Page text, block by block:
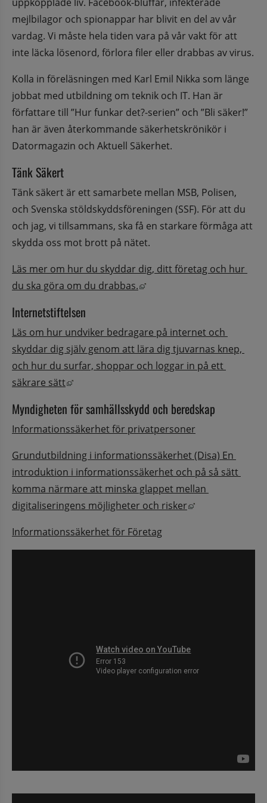
mejlbilagor och spion­appar har blivit en del av vår
vardag. Vi måste hela tiden vara på vår vakt för att
inte läcka lösenord, förlora filer eller drabbas av virus.
Kolla in föreläsningen med Karl Emil Nikka som länge
jobbat med utbildning om teknik och IT. Han är
författare till ”Hur funkar det?-serien” och ”Bli säker!”
han är även återkommande säkerhetskrönikör i
Datormagazin och Aktuell Säkerhet.
Tänk Säkert
Tänk säkert är ett samarbete mellan MSB, Polisen,
och Svenska stöldskyddsföreningen (SSF). För att du
och jag, vi tillsammans, ska få en starkare förmåga att
skydda oss mot brott på nätet.
Läs mer om hur du skyddar dig, ditt företag och hur
du ska göra om du drabbas. Länk till annan
Internetstiftelsen
Läs om hur undviker bedragare på internet och
skyddar dig själv genom att lära dig tjuvarnas knep,
och hur du surfar, shoppar och loggar in på ett
säkrare sätt Länk till annan webbplats, öppnas i nytt
Myndigheten för samhällsskydd och beredskap
Informationssäkerhet för privatpersoner
Grundutbildning i informationssäkerhet (Disa) En
introduktion i informationssäkerhet och på så sätt
komma närmare att minska glappet mellan
digitaliseringens möjligheter och risker Länk till annan
Informationssäkerhet för Företag